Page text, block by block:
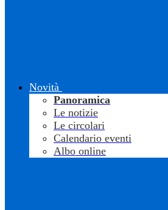
Novità
Panoramica
Le notizie
Le circolari
Calendario eventi
Albo online